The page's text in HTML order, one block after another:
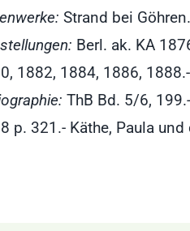
Strand bei
Berl. ak. KA
1882, 1884, 1886, 1888.-
ThB Bd. 5/6,
p. 321.- Käthe, Paula